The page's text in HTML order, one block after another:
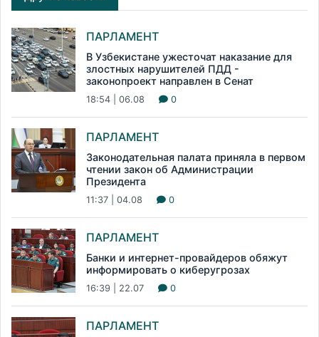
ПАРЛАМЕНТ
В Узбекистане ужесточат наказание для
злостных нарушителей ПДД -
законопроект направлен в Сенат
18:54 | 06.08 0
ПАРЛАМЕНТ
Законодательная палата приняла в первом
чтении закон об Администрации
Президента
11:37 | 04.08 0
ПАРЛАМЕНТ
Банки и интернет-провайдеров обяжут
информировать о киберугрозах
16:39 | 22.07 0
ПАРЛАМЕНТ